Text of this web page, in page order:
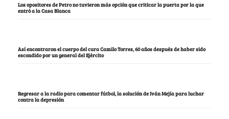
Los opositores de Petro no tuvieron más opción que criticar la puerta por la que
entró a la Casa Blanca
Así encontraron el cuerpo del cura Camilo Torres, 60 años después de haber sido
escondido por un general del Ejército
Regresar a la radio para comentar fútbol, la solución de Iván Mejía para luchar
contra la depresión